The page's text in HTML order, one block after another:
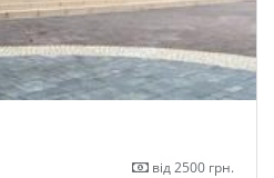
від 2500 грн.